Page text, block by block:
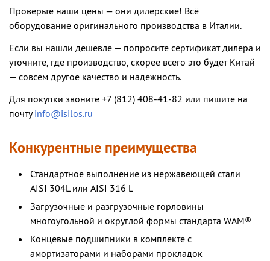
Проверьте наши цены — они дилерские! Всё
оборудование оригинального производства в Италии.
Если вы нашли дешевле — попросите сертификат дилера и
уточните, где производство, скорее всего это будет Китай
— совсем другое качество и надежность.
Для покупки звоните +7 (812) 408-41-82 или пишите на
почтуinfo@isilos.ru
Конкурентные преимущества
Стандартное выполнение из нержавеющей стали
AISI 304L или AISI 316 L
Загрузочные и разгрузочные горловины
многоугольной и округлой формы стандарта WAM®
Концевые подшипники в комплекте с
амортизаторами и наборами прокладок